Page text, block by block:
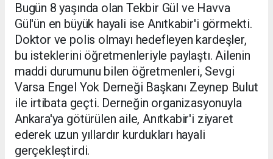
Bugün 8 yaşında olan Tekbir Gül ve Havva
Gül'ün en büyük hayali ise Anıtkabir'i görmekti.
Doktor ve polis olmayı hedefleyen kardeşler,
bu isteklerini öğretmenleriyle paylaştı. Ailenin
maddi durumunu bilen öğretmenleri, Sevgi
Varsa Engel Yok Derneği Başkanı Zeynep Bulut
ile irtibata geçti. Derneğin organizasyonuyla
Ankara'ya götürülen aile, Anıtkabir'i ziyaret
ederek uzun yıllardır kurdukları hayali
gerçekleştirdi.